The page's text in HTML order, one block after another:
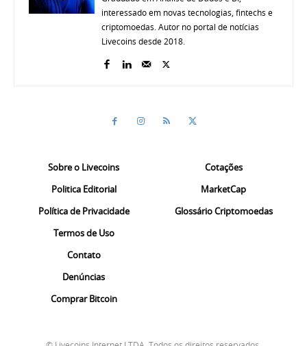
interessado em novas tecnologias, fintechs e
criptomoedas. Autor no portal de notícias
Livecoins desde 2018.
Sobre o Livecoins
Politica Editorial
Política de Privacidade
Termos de Uso
Contato
Denúncias
Comprar Bitcoin
Cotações
MarketCap
Glossário Criptomoedas